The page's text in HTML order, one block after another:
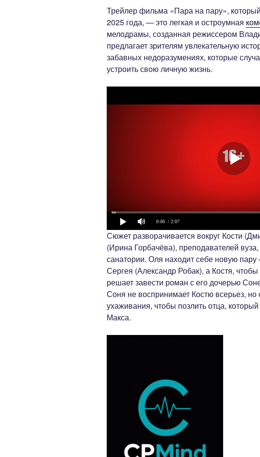
Трейлер фильма «Пара на пару»,
2025 года, — это легкая и остроумная
мелодрамы, созданная режиссером
предлагает зрителям увлекательную
забавных недоразумениях, которые
устроить свою личную жизнь.
0:00 / 2:07
Сюжет разворачивается вокруг Кости
(Ирина Горбачёва), преподавателей
санатории. Оля находит себе новую пару
Сергея (Александр Робак), а Костя, чтобы
решает завести роман с его дочерью
Соня не воспринимает Костю всерьез, но
ухаживания, чтобы позлить отца,
Макса.